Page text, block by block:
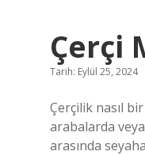
Çerçi
Tarih: Eylül 25, 2024
Çerçilik nasıl
arabalarda
arasında